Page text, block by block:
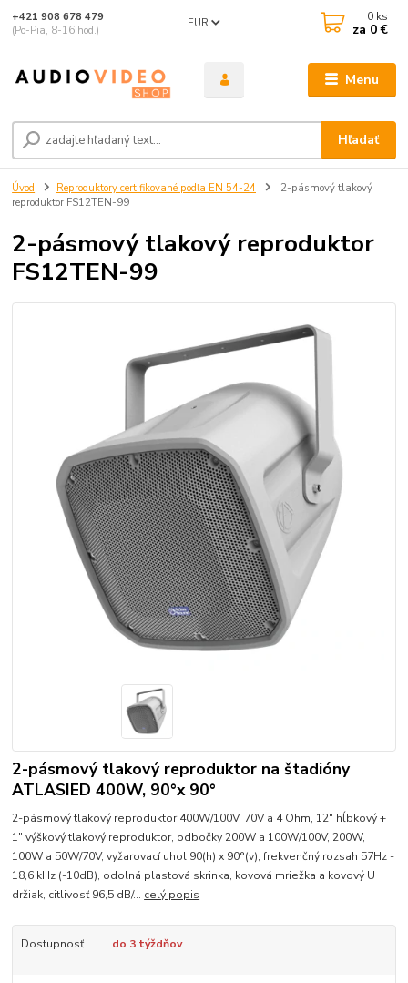
Menu
EUR
Hľadať
+421 908 678 479
(Po-Pia, 8-16 hod.)
0 ks
za 0 €
Úvod Reproduktory certifikované podľa EN 54-24
2-pásmový tlakový
reproduktor FS12TEN-99
2-pásmový tlakový reproduktor
FS12TEN-99
2-pásmový tlakový reproduktor na štadióny
ATLASIED 400W, 90°x 90°
2-pásmový tlakový reproduktor 400W/100V, 70V a 4 Ohm, 12" hĺbkový +
1" výškový tlakový reproduktor, odbočky 200W a 100W/100V, 200W,
100W a 50W/70V, vyžarovací uhol 90(h) x 90°(v), frekvenčný rozsah 57Hz -
18,6 kHz (-10dB), odolná plastová skrinka, kovová mriežka a kovový U
držiak, citlivosť 96,5 dB/... celý popis
Dostupnosť do 3 týždňov